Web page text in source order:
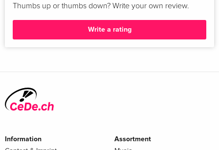
Thumbs up or thumbs down? Write your own review.
Write a rating
Information
Assortment